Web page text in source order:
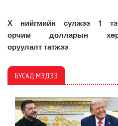
Х нийгмийн сүлжээ 1
орчим долларын
оруулалт татжээ
БУСАД МЭДЭЭ